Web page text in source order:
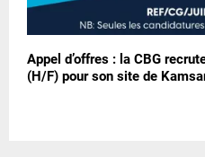
Appel d’offres : la CBG
(H/F) pour son site de